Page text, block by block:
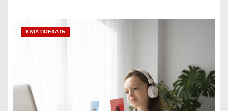
КУДА ПОЕХАТЬ